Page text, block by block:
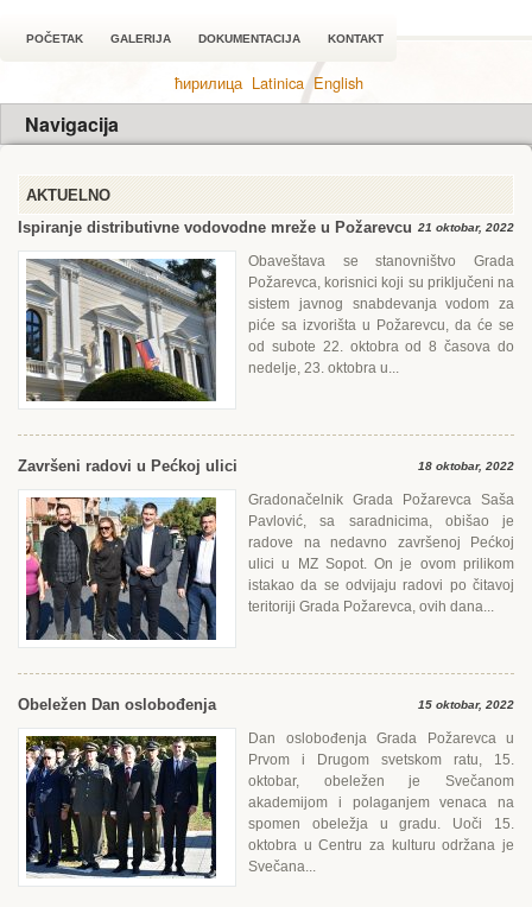
POČETAK GALERIJA DOKUMENTACIJA KONTAKT
ћирилица Latinica English
Navigacija
AKTUELNO
Ispiranje distributivne vodovodne mreže u Požarevcu 21 oktobar, 2022
Obaveštava se stanovništvo Grada
Požarevca, korisnici koji su priključeni na
sistem javnog snabdevanja vodom za
piće sa izvorišta u Požarevcu, da će se
od subote 22. oktobra od 8 časova do
nedelje, 23. oktobra u...
Završeni radovi u Pećkoj ulici 18 oktobar, 2022
Gradonačelnik Grada Požarevca Saša
Pavlović, sa saradnicima, obišao je
radove na nedavno završenoj Pećkoj
ulici u MZ Sopot. On je ovom prilikom
istakao da se odvijaju radovi po čitavoj
teritoriji Grada Požarevca, ovih dana...
Obeležen Dan oslobođenja 15 oktobar, 2022
Dan oslobođenja Grada Požarevca u
Prvom i Drugom svetskom ratu, 15.
oktobar, obeležen je Svečanom
akademijom i polaganjem venaca na
spomen obeležja u gradu. Uoči 15.
oktobra u Centru za kulturu održana je
Svečana...